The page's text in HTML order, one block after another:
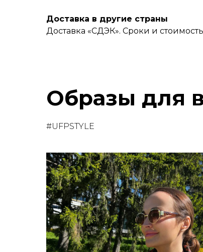
Доставка в другие страны
Доставка «СДЭК». Сроки и
Образы для
#UFPSTYLE